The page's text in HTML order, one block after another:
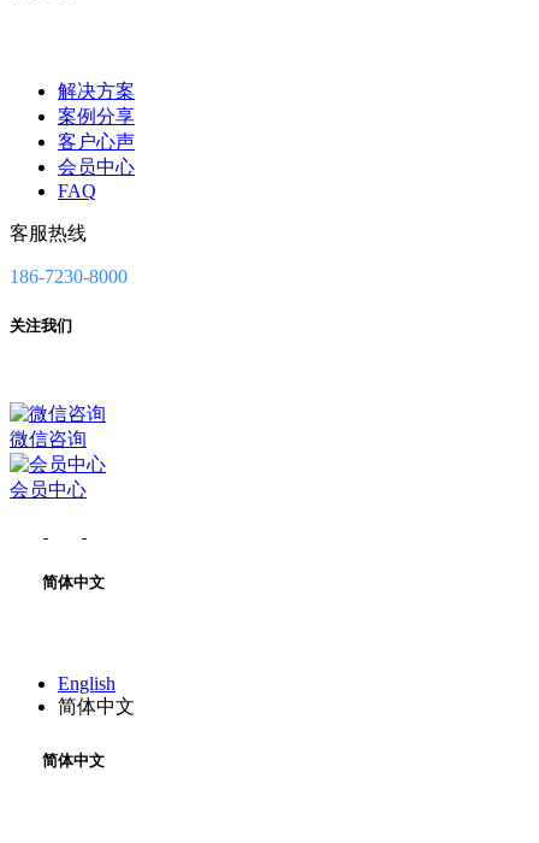
解决方案
案例分享
客户心声
会员中心
FAQ
客服热线
186-7230-8000
关注我们
微信咨询
会员中心
简体中文
English
简体中文
简体中文